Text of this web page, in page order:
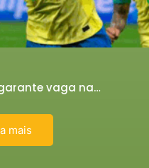
vaga na…
mais